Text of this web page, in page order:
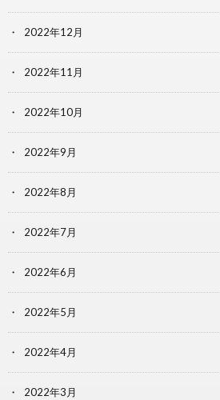
2022年12月
2022年11月
2022年10月
2022年9月
2022年8月
2022年7月
2022年6月
2022年5月
2022年4月
2022年3月